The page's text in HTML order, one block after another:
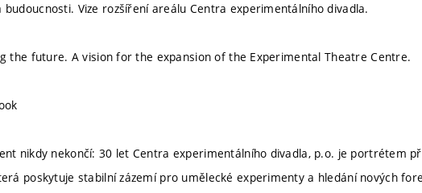
budoucnosti. Vize rozšíření areálu Centra experimentálního divadla.
the future. A vision for the expansion of the Experimental Theatre Centre.
nikdy nekončí: 30 let Centra experimentálního divadla, p.o. je portrétem
poskytuje stabilní zázemí pro umělecké experimenty a hledání nových